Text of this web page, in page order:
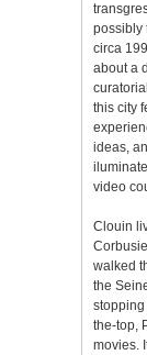
possibly
circa
about a
this city
ideas,
video
Clouin
walked
the
stopping
the-top,
movies.